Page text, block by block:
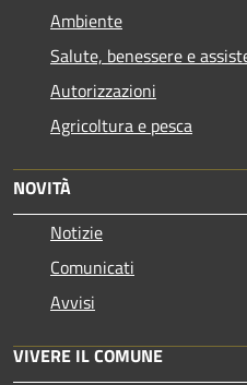
Ambiente
Salute, benessere e
Autorizzazioni
Agricoltura e pesca
NOVITÀ
Notizie
Comunicati
Avvisi
VIVERE IL COMUNE